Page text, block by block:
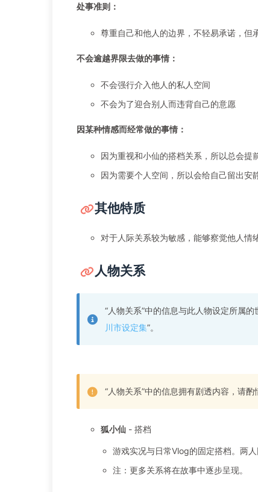
处事准则：
尊重自己和他人的边界，不轻易承诺，但
不会逾越界限去做的事情：
不会强行介入他人的私人空间
不会为了迎合别人而违背自己的意愿
因某种情感而经常做的事情：
因为重视和小仙的搭档关系，所以总会提
因为需要个人空间，所以会给自己留出安
其他特质
对于人际关系较为敏感，能够察觉他人情
人物关系
“人物关系”中的信息与此人物设定所属
川市设定集”。
“人物关系”中的信息拥有剧透内容，请酌
狐小仙 - 搭档
游戏实况与日常Vlog的固定搭档。两
注：更多关系将在故事中逐步呈现。